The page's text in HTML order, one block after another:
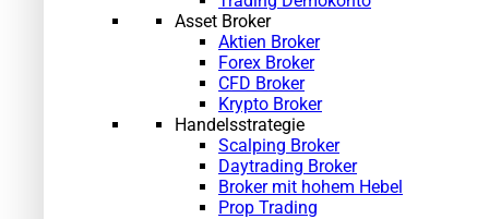
Asset Broker
Aktien Broker
Forex Broker
CFD Broker
Krypto Broker
Handelsstrategie
Scalping Broker
Daytrading Broker
Broker mit hohem Hebel
Prop Trading